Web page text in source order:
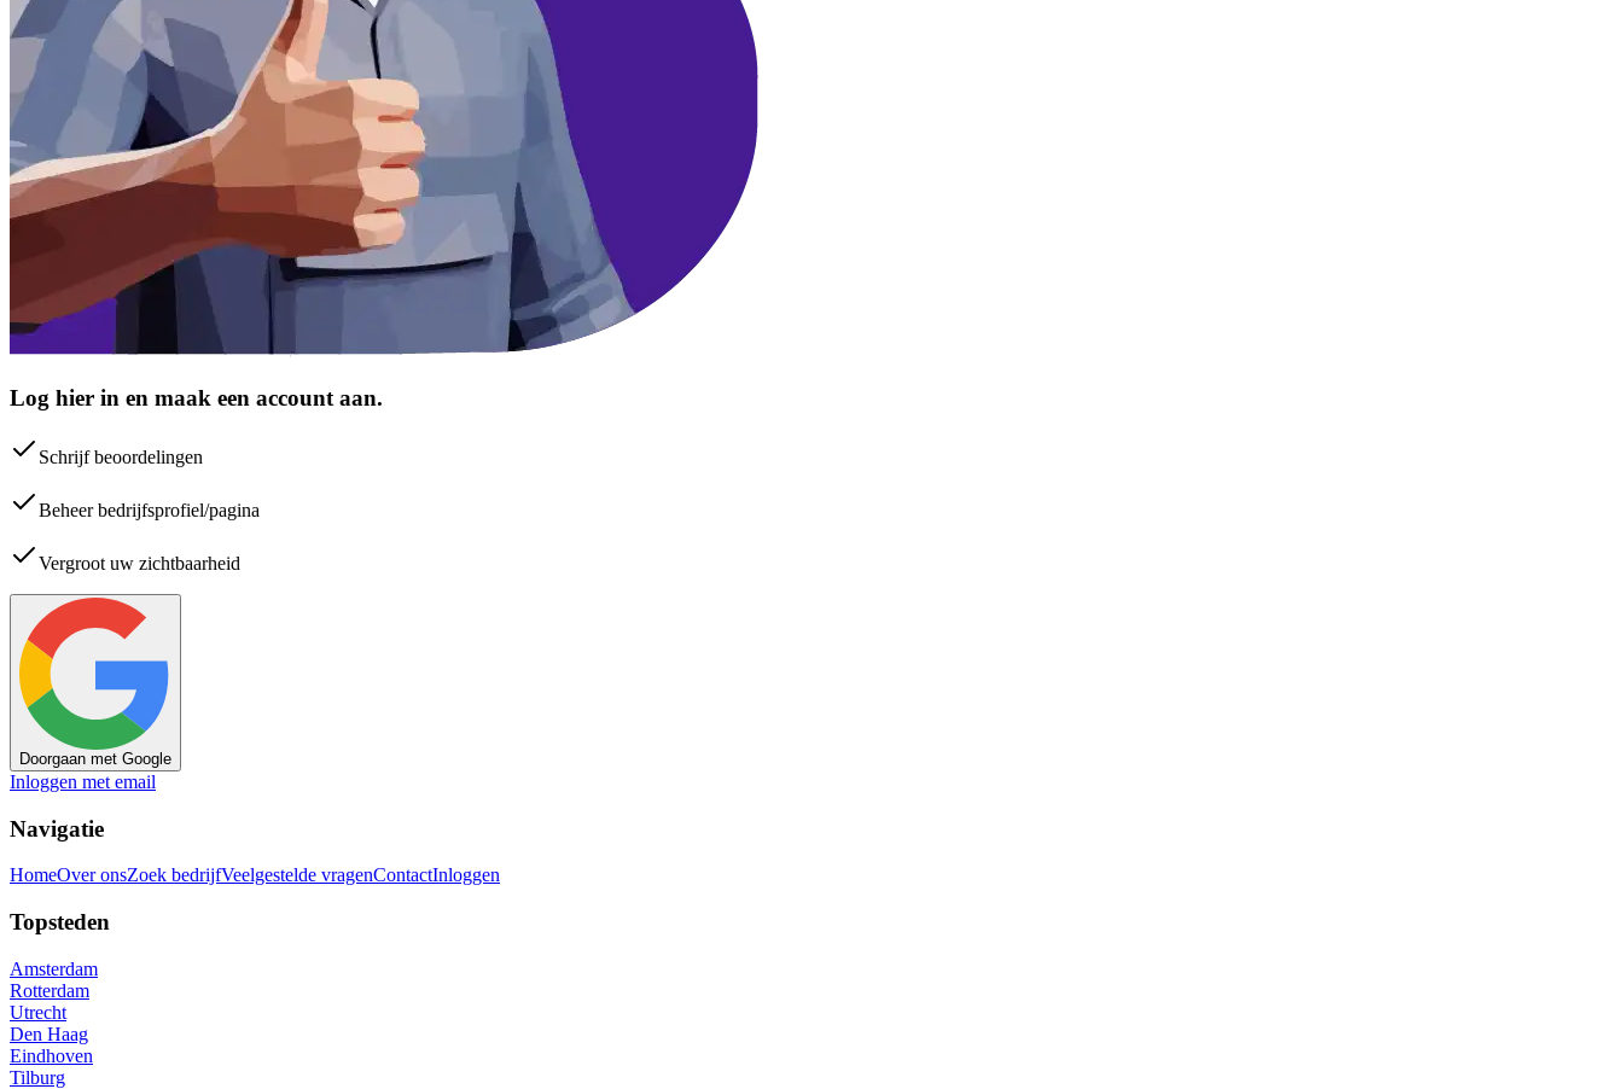
Log hier in en maak een account aan.
Schrijf beoordelingen
Beheer bedrijfsprofiel/pagina
Vergroot uw zichtbaarheid
Doorgaan met Google
Inloggen met email
Navigatie
HomeOver onsZoek bedrijfVeelgestelde vragenContactInloggen
Topsteden
Amsterdam
Rotterdam
Utrecht
Den Haag
Eindhoven
Tilburg